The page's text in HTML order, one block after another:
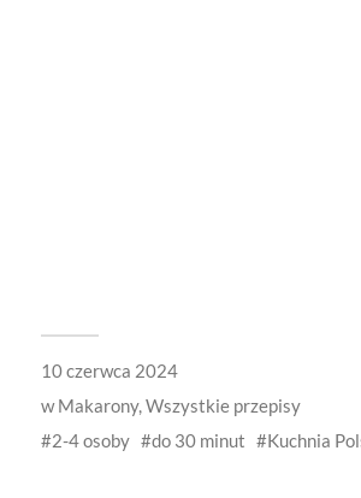
10 czerwca 2024
wMakarony,Wszystkie przepisy
2-4 osoby
do 30 minut Kuchnia